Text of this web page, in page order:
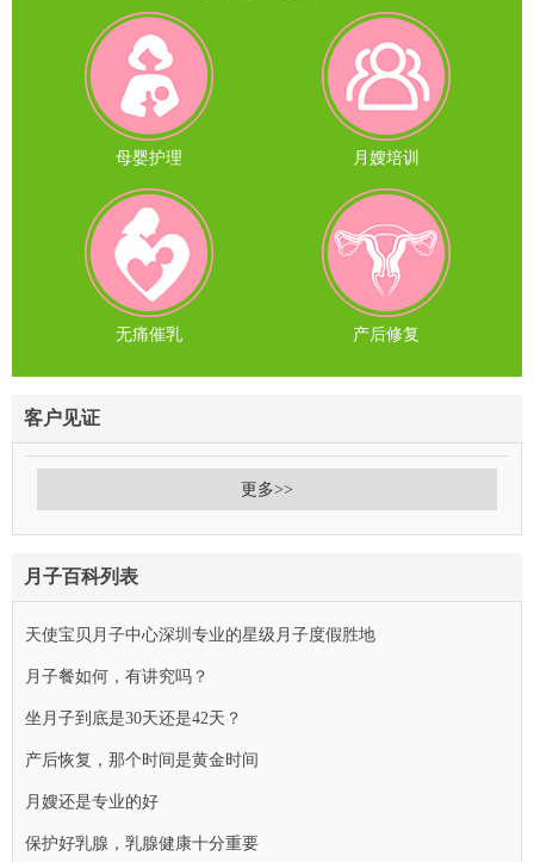
母婴护理 月嫂培训
无痛催乳 产后修复
客户见证
更多>>
月子百科列表
天使宝贝月子中心深圳专业的星级月子度假胜地
月子餐如何，有讲究吗？
坐月子到底是30天还是42天？
产后恢复，那个时间是黄金时间
月嫂还是专业的好
保护好乳腺，乳腺健康十分重要